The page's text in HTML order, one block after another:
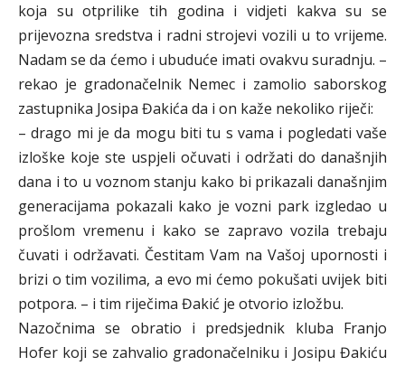
koja su otprilike tih godina i vidjeti kakva su se
prijevozna sredstva i radni strojevi vozili u to vrijeme.
Nadam se da ćemo i ubuduće imati ovakvu suradnju. –
rekao je gradonačelnik Nemec i zamolio saborskog
zastupnika Josipa Đakića da i on kaže nekoliko riječi:
– drago mi je da mogu biti tu s vama i pogledati vaše
izloške koje ste uspjeli očuvati i održati do današnjih
dana i to u voznom stanju kako bi prikazali današnjim
generacijama pokazali kako je vozni park izgledao u
prošlom vremenu i kako se zapravo vozila trebaju
čuvati i održavati. Čestitam Vam na Vašoj upornosti i
brizi o tim vozilima, a evo mi ćemo pokušati uvijek biti
potpora. – i tim riječima Đakić je otvorio izložbu.
Nazočnima se obratio i predsjednik kluba Franjo
Hofer koji se zahvalio gradonačelniku i Josipu Đakiću